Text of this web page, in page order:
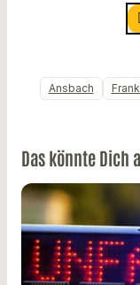
Ansbach
Das könnte Dich